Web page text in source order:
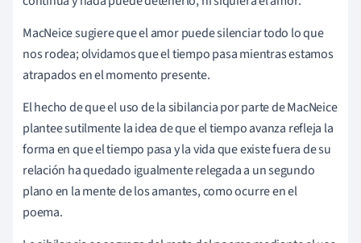
MacNeice sugiere que el amor puede silenciar todo lo que
nos rodea; olvidamos que el tiempo pasa mientras estamos
atrapados en el momento presente.
El hecho de que el uso de la sibilancia por parte de MacNeice
plantee sutilmente la idea de que el tiempo avanza refleja la
forma en que el tiempo pasa y la vida que existe fuera de su
relación ha quedado igualmente relegada a un segundo
plano en la mente de los amantes, como ocurre en el
poema.